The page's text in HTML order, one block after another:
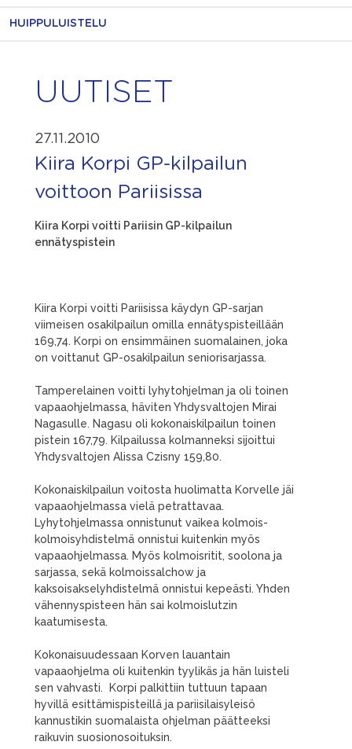
HUIPPULUISTELU
UUTISET
27.11.2010
Kiira Korpi GP-kilpailun
voittoon Pariisissa
Kiira Korpi voitti Pariisin GP-kilpailun
ennätyspistein
Kiira Korpi voitti Pariisissa käydyn GP-sarjan
viimeisen osakilpailun omilla ennätyspisteillään
169,74. Korpi on ensimmäinen suomalainen, joka
on voittanut GP-osakilpailun seniorisarjassa.
Tamperelainen voitti lyhytohjelman ja oli toinen
vapaaohjelmassa, häviten Yhdysvaltojen Mirai
Nagasulle. Nagasu oli kokonaiskilpailun toinen
pistein 167,79. Kilpailussa kolmanneksi sijoittui
Yhdysvaltojen Alissa Czisny 159,80.
Kokonaiskilpailun voitosta huolimatta Korvelle jäi
vapaaohjelmassa vielä petrattavaa.
Lyhytohjelmassa onnistunut vaikea kolmois-
kolmoisyhdistelmä onnistui kuitenkin myös
vapaaohjelmassa. Myös kolmoisritit, soolona ja
sarjassa, sekä kolmoissalchow ja
kaksoisakselyhdistelmä onnistui kepeästi. Yhden
vähennyspisteen hän sai kolmoislutzin
kaatumisesta.
Kokonaisuudessaan Korven lauantain
vapaaohjelma oli kuitenkin tyylikäs ja hän luisteli
sen vahvasti. Korpi palkittiin tuttuun tapaan
hyvillä esittämispisteillä ja pariisilaisyleisö
kannustikin suomalaista ohjelman päätteeksi
raikuvin suosionosoituksin.